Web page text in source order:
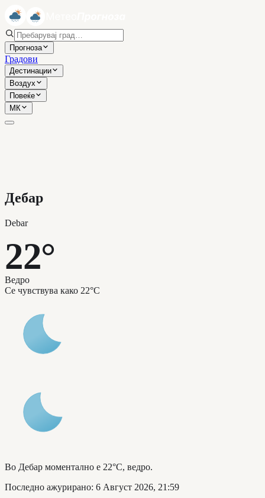
Прогноза
Градови
Дестинации
Воздух
Повеќе
МК
Дебар
Debar
22°
Ведро
Се чувствува како 22°C
Во Дебар моментално е 22°C, ведро.
Последно ажурирано: 6 Август 2026, 21:59